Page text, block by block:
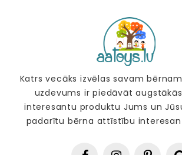
Katrs vecāks izvēlas savam
uzdevums ir piedāvāt
interesantu produktu Jums un
padarītu bērna attīstību